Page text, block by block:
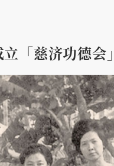
立「慈济功德会」